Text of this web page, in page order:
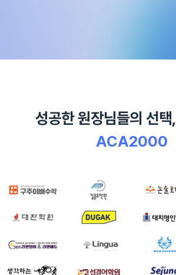
성공한 원장님들의 선택,
ACA2000